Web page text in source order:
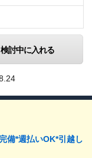
検討中に入れる
備*週払いOK*引越し